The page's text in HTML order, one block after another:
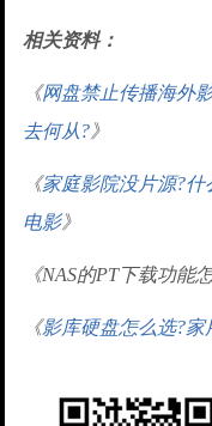
相关资料：
《网盘禁止传播海外
去何从?》
《家庭影院没片源?什
电影》
《NAS的PT下载功能
《影库硬盘怎么选?